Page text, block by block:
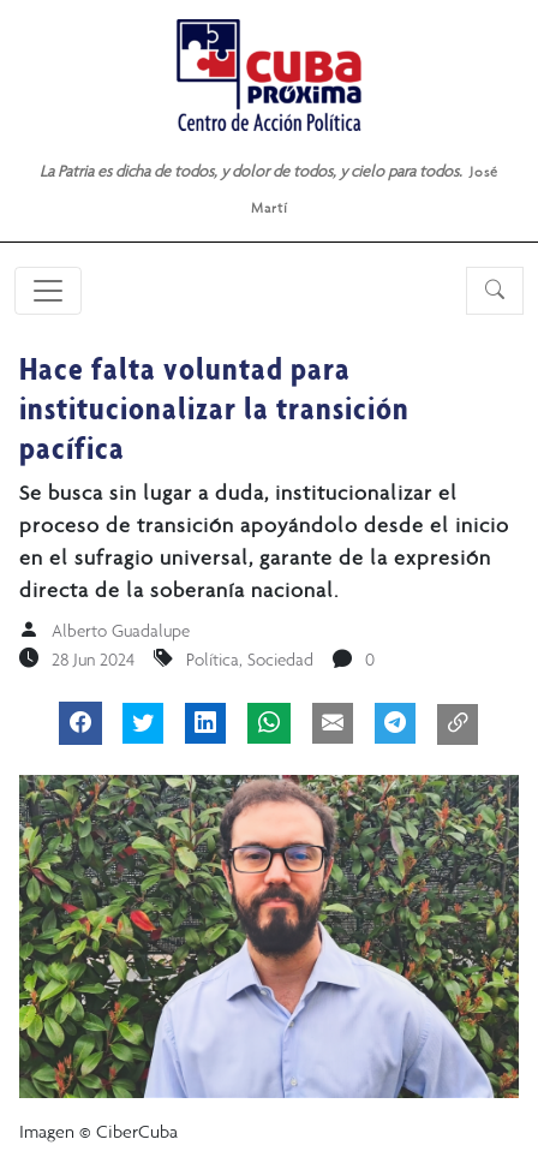
La Patria es dicha de todos, y dolor de todos, y cielo para todos. José
Martí
Hace falta voluntad para
institucionalizar la transición
pacífica
Se busca sin lugar a duda, institucionalizar el
proceso de transición apoyándolo desde el inicio
en el sufragio universal, garante de la expresión
directa de la soberanía nacional.
Alberto Guadalupe
28 Jun 2024
Política, Sociedad 0
Imagen © CiberCuba